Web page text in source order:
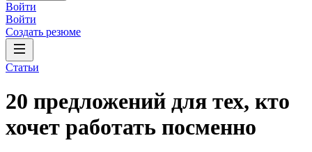
Войти
Войти
Создать резюме
Статьи
20 предложений для тех, кто
хочет работать посменно